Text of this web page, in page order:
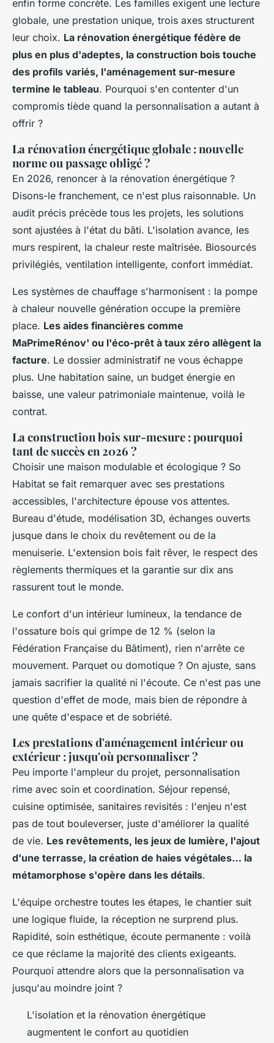
enfin forme concrète. Les familles exigent une lecture
globale, une prestation unique, trois axes structurent
leur choix. La rénovation énergétique fédère de
plus en plus d'adeptes, la construction bois touche
des profils variés, l'aménagement sur-mesure
termine le tableau. Pourquoi s'en contenter d'un
compromis tiède quand la personnalisation a autant à
offrir ?
La rénovation énergétique globale : nouvelle
norme ou passage obligé ?
En 2026, renoncer à la rénovation énergétique ?
Disons-le franchement, ce n'est plus raisonnable. Un
audit précis précède tous les projets, les solutions
sont ajustées à l'état du bâti. L'isolation avance, les
murs respirent, la chaleur reste maîtrisée. Biosourcés
privilégiés, ventilation intelligente, confort immédiat.
Les systèmes de chauffage s'harmonisent : la pompe
à chaleur nouvelle génération occupe la première
place. Les aides financières comme
MaPrimeRénov' ou l'éco-prêt à taux zéro allègent la
facture. Le dossier administratif ne vous échappe
plus. Une habitation saine, un budget énergie en
baisse, une valeur patrimoniale maintenue, voilà le
contrat.
La construction bois sur-mesure : pourquoi
tant de succès en 2026 ?
Choisir une maison modulable et écologique ? So
Habitat se fait remarquer avec ses prestations
accessibles, l'architecture épouse vos attentes.
Bureau d'étude, modélisation 3D, échanges ouverts
jusque dans le choix du revêtement ou de la
menuiserie. L'extension bois fait rêver, le respect des
règlements thermiques et la garantie sur dix ans
rassurent tout le monde.
Le confort d'un intérieur lumineux, la tendance de
l'ossature bois qui grimpe de 12 % (selon la
Fédération Française du Bâtiment), rien n'arrête ce
mouvement. Parquet ou domotique ? On ajuste, sans
jamais sacrifier la qualité ni l'écoute. Ce n'est pas une
question d'effet de mode, mais bien de répondre à
une quête d'espace et de sobriété.
Les prestations d'aménagement intérieur ou
extérieur : jusqu'où personnaliser ?
Peu importe l'ampleur du projet, personnalisation
rime avec soin et coordination. Séjour repensé,
cuisine optimisée, sanitaires revisités : l'enjeu n'est
pas de tout bouleverser, juste d'améliorer la qualité
de vie. Les revêtements, les jeux de lumière, l'ajout
d'une terrasse, la création de haies végétales… la
métamorphose s'opère dans les détails.
L'équipe orchestre toutes les étapes, le chantier suit
une logique fluide, la réception ne surprend plus.
Rapidité, soin esthétique, écoute permanente : voilà
ce que réclame la majorité des clients exigeants.
Pourquoi attendre alors que la personnalisation va
jusqu'au moindre joint ?
L'isolation et la rénovation énergétique
augmentent le confort au quotidien